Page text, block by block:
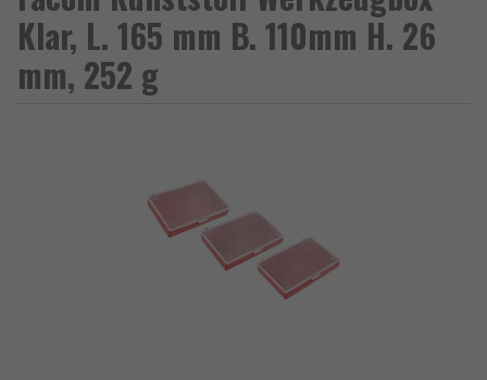
Klar, L. 165 mm B. 110mm H. 26
mm, 252 g